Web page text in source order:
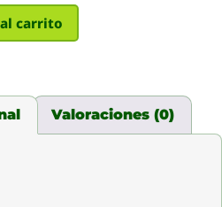
carrito
Valoraciones (0)